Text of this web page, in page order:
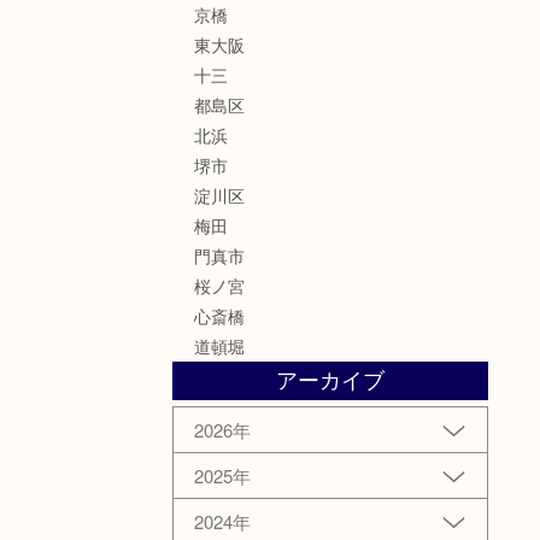
京橋
東大阪
十三
都島区
北浜
堺市
淀川区
梅田
門真市
桜ノ宮
心斎橋
道頓堀
アーカイブ
2026年
2025年
2024年